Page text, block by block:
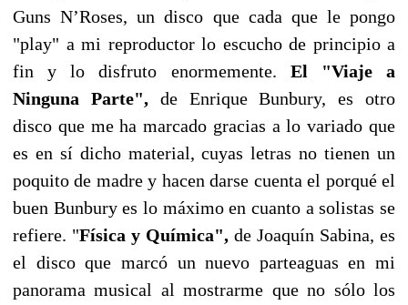
Guns N’Roses, un disco que cada que le pongo
"play" a mi reproductor lo escucho de principio a
fin y lo disfruto enormemente. El "Viaje a
Ninguna Parte",de Enrique Bunbury, es otro
disco que me ha marcado gracias a lo variado que
es en sí dicho material, cuyas letras no tienen un
poquito de madre y hacen darse cuenta el porqué el
buen Bunbury es lo máximo en cuanto a solistas se
refiere. "Física y Química", de Joaquín Sabina, es
el disco que marcó un nuevo parteaguas en mi
panorama musical al mostrarme que no sólo los